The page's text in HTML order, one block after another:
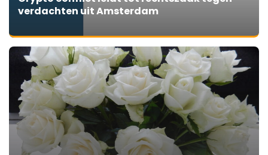
verdachten uit Amsterdam